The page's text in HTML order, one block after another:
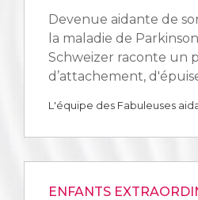
Devenue aidante de
la maladie de
Schweizer raconte un
d’attachement,
L'équipe des Fabuleuses
ENFANTS